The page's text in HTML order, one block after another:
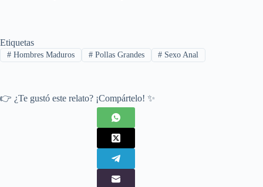
Etiquetas
#Hombres Maduros #Pollas Grandes # Sexo Anal
👉 ¿Te gustó este relato? ¡Compártelo! ✨